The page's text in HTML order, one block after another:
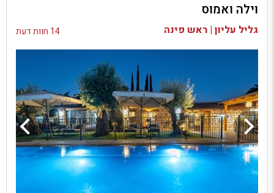
בדיקת זמינות ומחירים
וילה ואמוס
גליל עליון | ראש פינה 14 חוות דעת